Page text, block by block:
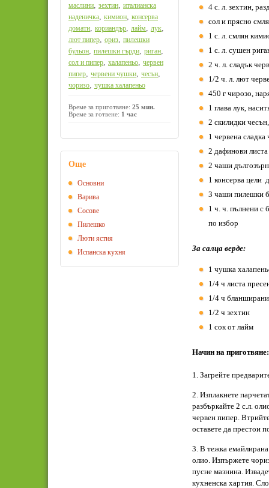
4 с. л. зехтин,
сол и прясно
1 с. л. смлян
1 с. л. сушен
2 ч. л. сладък
1/2 ч. л. лют
450 г чирозо,
1 глава лук,
2 скилидки
1 червена
2 дафинови листа
2 чаши
1 консерва цели
3 чаши пилешки
1 ч. ч. пълнени с
по избор
За салца верде:
1 чушка
1/4 ч листа
1/4 ч
1/2 ч зехтин
1 сок от лайм
Начин на приготвяне:
1. Загрейте
2. Изплакнете
разбъркайте 2 с.л.
червен пипер.
оставете да престои
3. В тежка емайлирана
олио. Изпържете
пусне мазнина.
кухненска хартия.
маслини, зехтин, италианска
наденичка, кимион, консерва
домати, кориандър, лайм, лук,
лют пипер, ориз, пилешки
бульон, пилешки гърди, риган,
сол и пипер, халапеньо, червен
пипер, червени чушки, чесън,
чоризо, чушка халапеньо
Време за приготвяне: 25 мин.
Време за готвене: 1 час
Още
Основни
Варива
Сосове
Пилешко
Люти ястия
Испанска кухня